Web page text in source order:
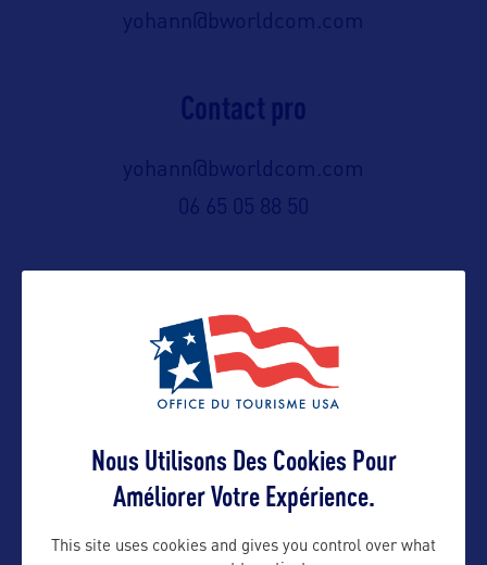
yohann@bworldcom.com
Contact pro
yohann@bworldcom.com
06 65 05 88 50
yohann@bworldcom.com
Suivre
Nous Utilisons Des Cookies Pour
Améliorer Votre Expérience.
This site uses cookies and gives you control over what